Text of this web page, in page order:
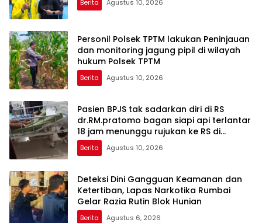
Berita Agustus 10, 2026
Personil Polsek TPTM lakukan Peninjauan
dan monitoring jagung pipil di wilayah
hukum Polsek TPTM
Berita Agustus 10, 2026
Pasien BPJS tak sadarkan diri di RS
dr.RM.pratomo bagan siapi api terlantar
18 jam menunggu rujukan ke RS di
pekanbaru
Berita Agustus 10, 2026
Deteksi Dini Gangguan Keamanan dan
Ketertiban, Lapas Narkotika Rumbai
Gelar Razia Rutin Blok Hunian
Berita Agustus 6, 2026